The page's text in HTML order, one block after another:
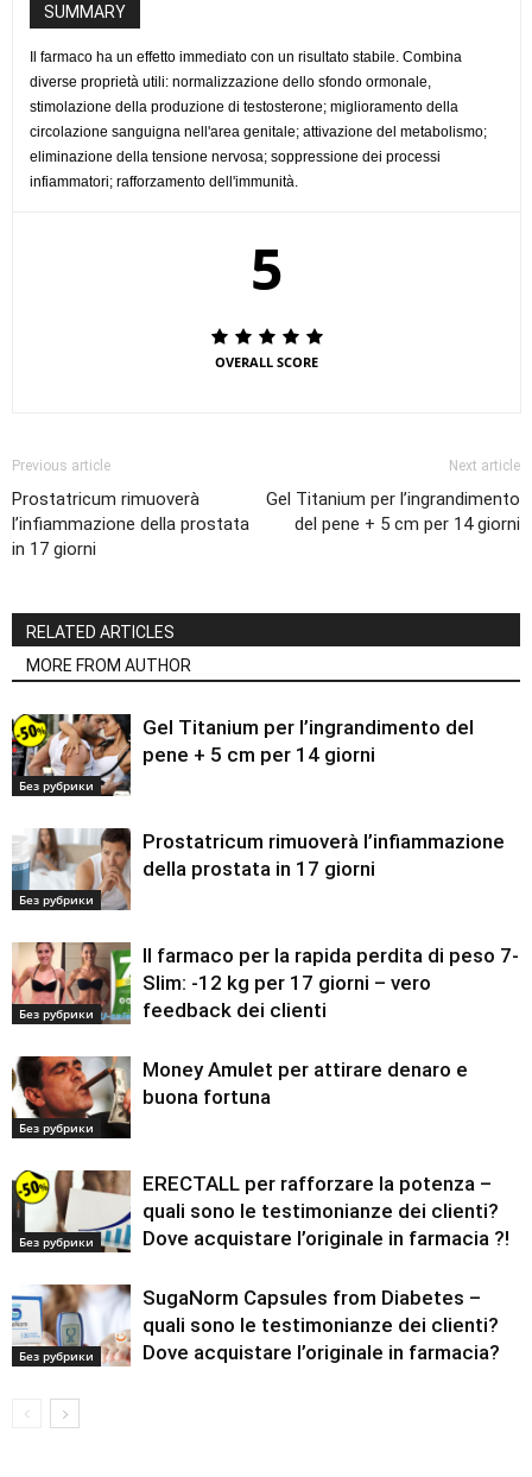
SUMMARY
Il farmaco ha un effetto immediato con un risultato stabile. Combina
diverse proprietà utili: normalizzazione dello sfondo ormonale,
stimolazione della produzione di testosterone; miglioramento della
circolazione sanguigna nell'area genitale; attivazione del metabolismo;
eliminazione della tensione nervosa; soppressione dei processi
infiammatori; rafforzamento dell'immunità.
5
OVERALL SCORE
Previous article
Prostatricum rimuoverà
l’infiammazione della prostata
in 17 giorni
Next article
Gel Titanium per l’ingrandimento
del pene + 5 cm per 14 giorni
RELATED ARTICLES
MORE FROM AUTHOR
Без рубрики
Gel Titanium per l’ingrandimento del
pene + 5 cm per 14 giorni
Без рубрики
Prostatricum rimuoverà l’infiammazione
della prostata in 17 giorni
Без рубрики
Il farmaco per la rapida perdita di peso 7-
Slim: -12 kg per 17 giorni – vero
feedback dei clienti
Без рубрики
Money Amulet per attirare denaro e
buona fortuna
Без рубрики
ERECTALL per rafforzare la potenza –
quali sono le testimonianze dei clienti?
Dove acquistare l’originale in farmacia ?!
Без рубрики
SugaNorm Capsules from Diabetes –
quali sono le testimonianze dei clienti?
Dove acquistare l’originale in farmacia?